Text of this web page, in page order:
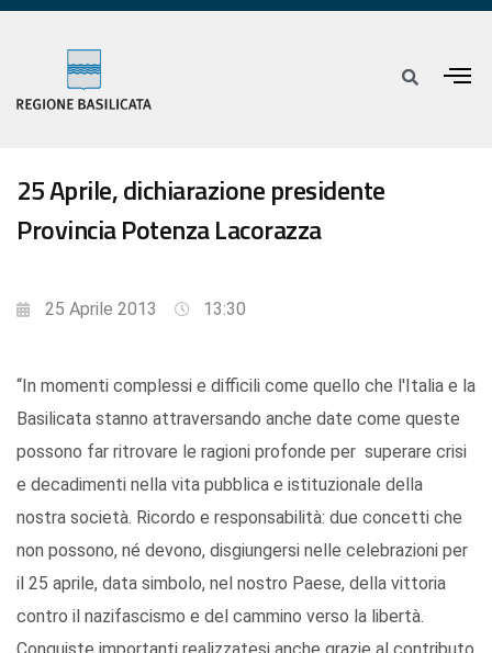
25 Aprile, dichiarazione presidente
Provincia Potenza Lacorazza
25 Aprile 2013 13:30
“In momenti complessi e difficili come quello che l'Italia e la
Basilicata stanno attraversando anche date come queste
possono far ritrovare le ragioni profonde per superare crisi
e decadimenti nella vita pubblica e istituzionale della
nostra società. Ricordo e responsabilità: due concetti che
non possono, né devono, disgiungersi nelle celebrazioni per
il 25 aprile, data simbolo, nel nostro Paese, della vittoria
contro il nazifascismo e del cammino verso la libertà.